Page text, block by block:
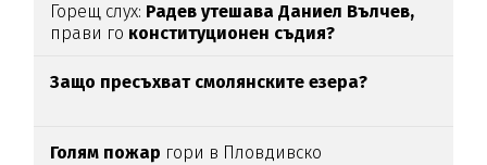
Горещ слух: Радев утешава Даниел Вълчев,
прави го конституционен съдия?
Защо пресъхват смолянските езера?
Голям пожар гори в Пловдивско